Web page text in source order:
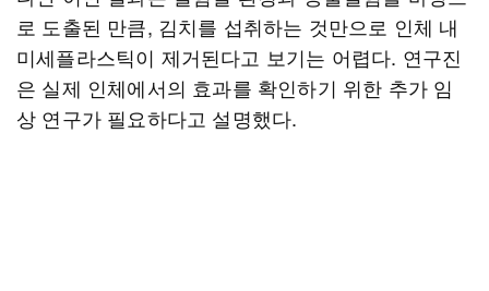
로 도출된 만큼, 김치를 섭취하는 것만으로 인체 내
미세플라스틱이 제거된다고 보기는 어렵다. 연구진
은 실제 인체에서의 효과를 확인하기 위한 추가 임
상 연구가 필요하다고 설명했다.